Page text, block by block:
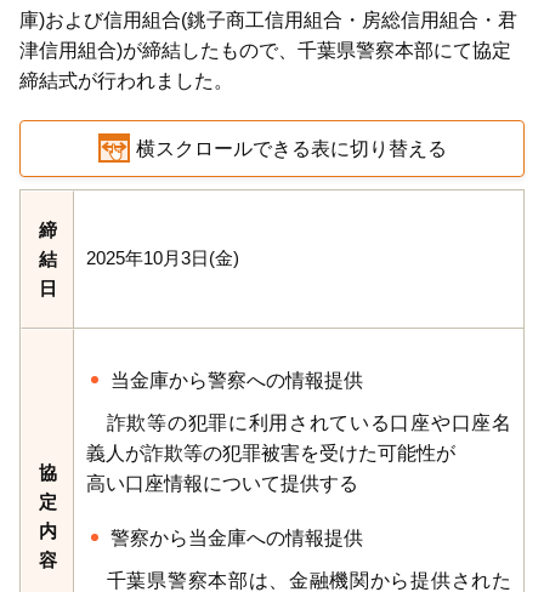
庫)および信用組合(銚子商工信用組合・房総信用組合・君
津信用組合)が締結したもので、千葉県警察本部にて協定
締結式が行われました。
横スクロールできる表に切り替える
締
結
日
2025年10月3日(金)
協
定
内
容
当金庫から警察への情報提供
詐欺等の犯罪に利用されている口座や口座名
義人が詐欺等の犯罪被害を受けた可能性が
高い口座情報について提供する
警察から当金庫への情報提供
千葉県警察本部は、金融機関から提供された